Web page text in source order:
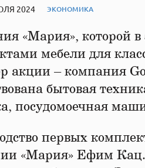
2024 ЭКОНОМИКА
«Мария», которой в
мебели для
акции – компания
бытовая
посудомоечная
первых
«Мария» Ефим Кац.